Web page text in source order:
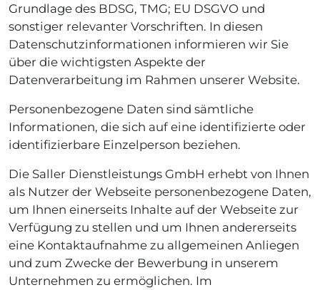
Grundlage des BDSG, TMG; EU DSGVO und
sonstiger relevanter Vorschriften. In diesen
Datenschutzinformationen informieren wir Sie
über die wichtigsten Aspekte der
Datenverarbeitung im Rahmen unserer Website.
Personenbezogene Daten sind sämtliche
Informationen, die sich auf eine identifizierte oder
identifizierbare Einzelperson beziehen.
Die Saller Dienstleistungs GmbH erhebt von Ihnen
als Nutzer der Webseite personenbezogene Daten,
um Ihnen einerseits Inhalte auf der Webseite zur
Verfügung zu stellen und um Ihnen andererseits
eine Kontaktaufnahme zu allgemeinen Anliegen
und zum Zwecke der Bewerbung in unserem
Unternehmen zu ermöglichen. Im